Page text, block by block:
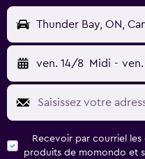
ven. 14/8 Midi -
Recevoir par courriel
produits de momondo et